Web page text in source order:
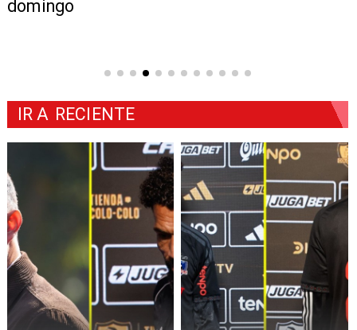
domingo
IR A RECIENTE